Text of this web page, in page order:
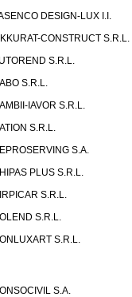
DESIGN-LUX I.I.
CONSTRUCT S.R.L.
S.R.L.
S.R.L.
IAVOR S.R.L.
S.R.L.
S.A.
PLUS S.R.L.
S.R.L.
S.R.L.
S.R.L.
S.A.